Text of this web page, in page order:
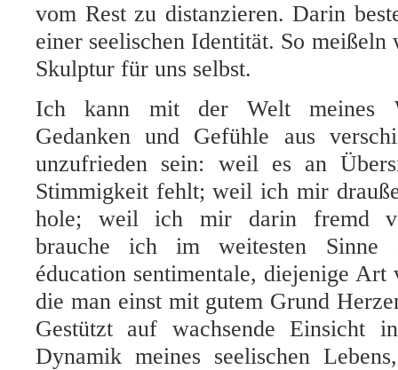
vom Rest zu distanzieren. Darin
einer seelischen Identität. So meißeln
Skulptur für uns selbst.
Ich kann mit der Welt meines
Gedanken und Gefühle aus
unzufrieden sein: weil es an
Stimmigkeit fehlt; weil ich mir
hole; weil ich mir darin fremd
brauche ich im weitesten Sinne
éducation sentimentale, diejenige
die man einst mit gutem Grund
Gestützt auf wachsende Einsicht
Dynamik meines seelischen